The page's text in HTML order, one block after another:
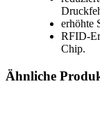
erhöhte
RFID-
Chip.
Ähnliche